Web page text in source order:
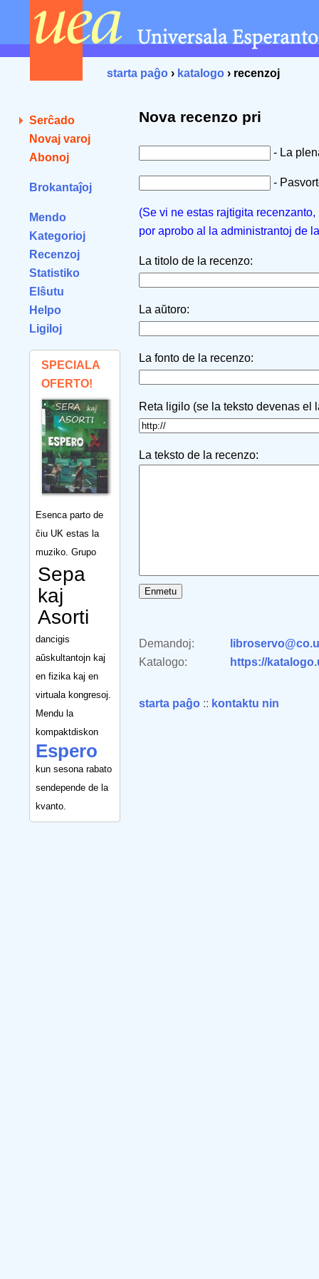
starta paĝo › katalogo › recenzoj
Serĉado
Novaj varoj
Abonoj
Brokantaĵoj
Mendo
Kategorioj
Recenzoj
Statistiko
Elŝutu
Helpo
Ligiloj
SPECIALA
OFERTO!
Esenca parto de
ĉiu UK estas la
muziko. Grupo
Sepa
kaj
Asorti
dancigis
aŭskultantojn kaj
en fizika kaj en
virtuala kongresoj.
Mendu la
kompaktdiskon
Espero
kun sesona rabato
sendepende de la
kvanto.
Nova recenzo pri
- La
-
(Se vi ne estas rajtigita
por aprobo al la administrantoj de
La titolo de la recenzo:
La aŭtoro:
La fonto de la recenzo:
Reta ligilo (se la teksto devenas el
La teksto de la recenzo:
Demandoj:
Katalogo:
https://
starta paĝo :: kontaktu nin